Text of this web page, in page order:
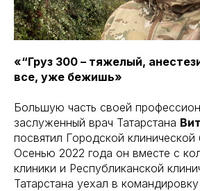
«“Груз 300 – тяжелый,
все, уже бежишь»
Большую часть своей
заслуженный врач Татарстана
посвятил Городской
Осенью 2022 года он вместе с
клиники и Республиканской
Татарстана уехал в